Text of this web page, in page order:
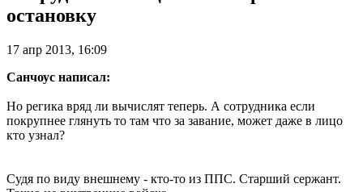
остановку
17 апр 2013, 16:09
Санчоус написал:
Но регика вряд ли вычислят теперь. А сотрудника если
покрупнее глянуть то там что за завание, может даже в лицо
кто узнал?
Судя по виду внешнему - кто-то из ППС. Старший сержант.